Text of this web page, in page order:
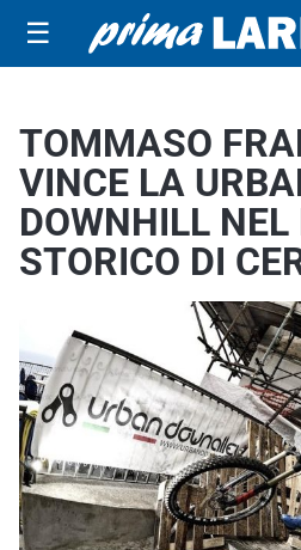
☰
TOMMASO
VINCE LA
DOWNHILL NEL
STORICO DI